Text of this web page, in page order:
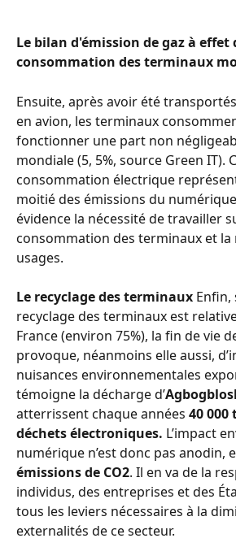
Le bilan d'émission de gaz à effet
consommation des terminaux
Ensuite, après avoir été
en avion, les terminaux
fonctionner une part non
mondiale (5, 5%, source Green IT).
consommation électrique
moitié des émissions du
évidence la nécessité de travailler
consommation des terminaux et la
usages.
Le recyclage des terminaux Enfin,
recyclage des terminaux est
France (environ 75%), la fin de vie
provoque, néanmoins elle aussi,
nuisances environnementales
témoigne la décharge d’
atterrissent chaque années 40 000
déchets électroniques. L’impact
numérique n’est donc pas anodin,
émissions de CO2. Il en va de la
individus, des entreprises et des
tous les leviers nécessaires à la
externalités de ce secteur.